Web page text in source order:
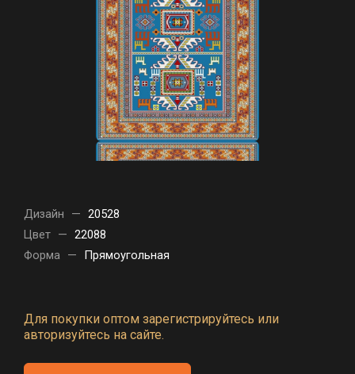
Дизайн — 20528
Цвет — 22088
Форма — Прямоугольная
Для покупки оптом зарегистрируйтесь или
авторизуйтесь на сайте.